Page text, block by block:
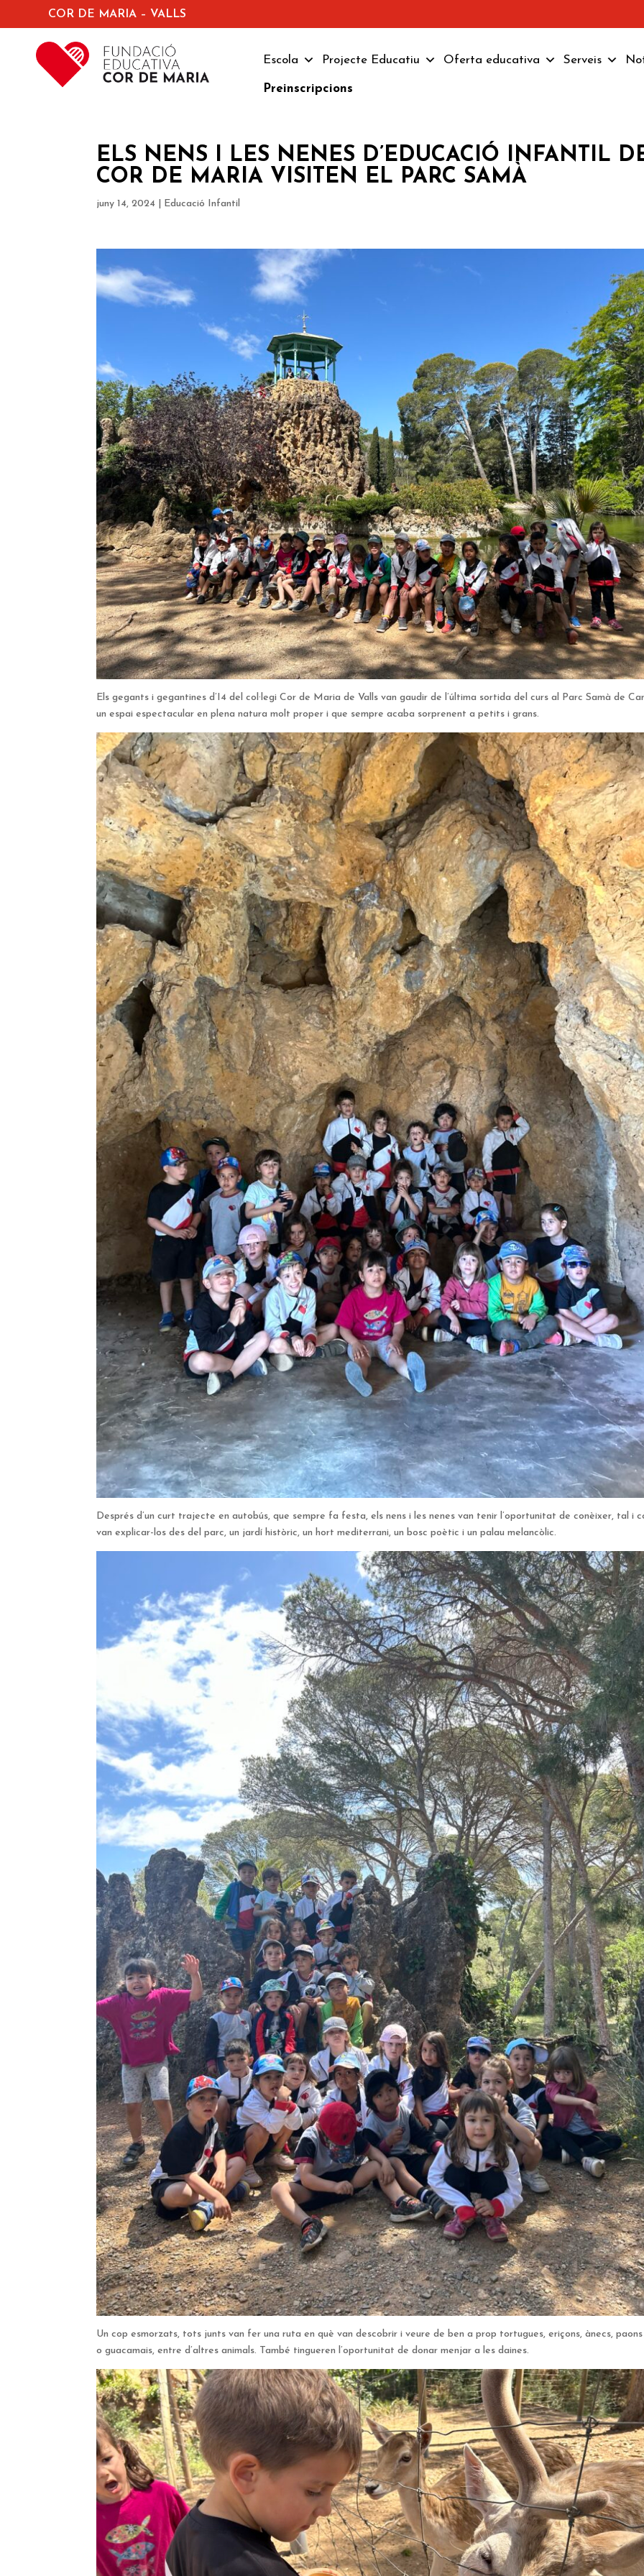
COR DE MARIA – VALLS
Escola Projecte Educatiu Oferta educativa Serveis
Preinscripcions
ELS NENS I LES NENES D’EDUCACIÓ INFANTIL
COR DE MARIA VISITEN EL PARC SAMÀ
juny 14, 2024 Educació Infantil
Els gegants i gegantines d’I4 del col·legi Cor de Maria de Valls van gaudir de l’última sortida del curs al Parc Samà de
un espai espectacular en plena natura molt proper i que sempre acaba sorprenent a petits i grans.
Després d’un curt trajecte en autobús, que sempre fa festa, els nens i les nenes van tenir l’oportunitat de conèixer, tal i
van explicar-los des del parc, un jardí històric, un hort mediterrani, un bosc poètic i un palau melancòlic.
Un cop esmorzats, tots junts van fer una ruta en què van descobrir i veure de ben a prop tortugues, eriçons, ànecs,
o guacamais, entre d’altres animals. També tingueren l’oportunitat de donar menjar a les daines.